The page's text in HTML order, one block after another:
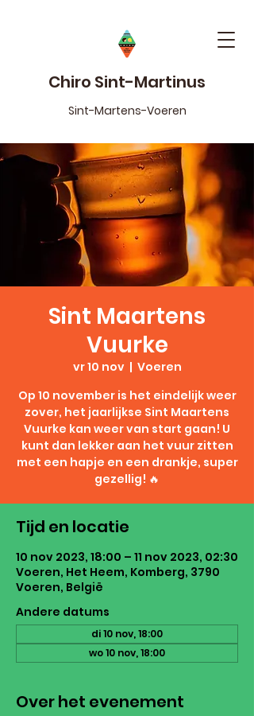
Chiro Sint-Martinus
Sint-Martens-Voeren
Sint Maartens
Vuurke
vr 10 nov
  |
Voeren
Op 10 november is het eindelijk weer
zover, het jaarlijkse Sint Maartens
Vuurke kan weer van start gaan! U
kunt dan lekker aan het vuur zitten
met een hapje en een drankje, super
gezellig! 🔥
Tijd en locatie
10 nov 2023, 18:00 – 11 nov 2023, 02:30
Voeren, Het Heem, Komberg, 3790
Voeren, België
Andere datums
di 10 nov, 18:00
wo 10 nov, 18:00
Over het evenement